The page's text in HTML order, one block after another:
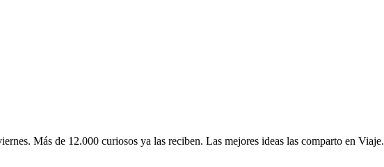
Más de 12.000 curiosos ya las reciben. Las mejores ideas las comparto en Viaje.